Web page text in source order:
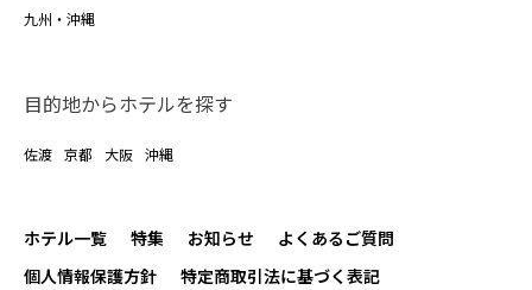
九州・沖縄
目的地からホテルを探す
佐渡 京都 大阪 沖縄
ホテル一覧 特集 お知らせ
よくあるご質問
個人情報保護方針
特定商取引法に基づく表記